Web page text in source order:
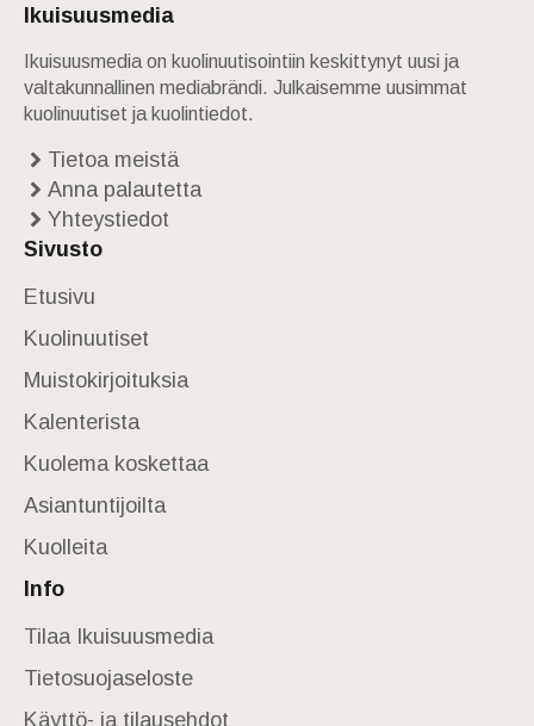
Ikuisuusmedia
Ikuisuusmedia on kuolinuutisointiin keskittynyt uusi ja
valtakunnallinen mediabrändi. Julkaisemme uusimmat
kuolinuutiset ja kuolintiedot.
Tietoa meistä
Anna palautetta
Yhteystiedot
Sivusto
Etusivu
Kuolinuutiset
Muistokirjoituksia
Kalenterista
Kuolema koskettaa
Asiantuntijoilta
Kuolleita
Info
Tilaa Ikuisuusmedia
Tietosuojaseloste
Käyttö- ja tilausehdot